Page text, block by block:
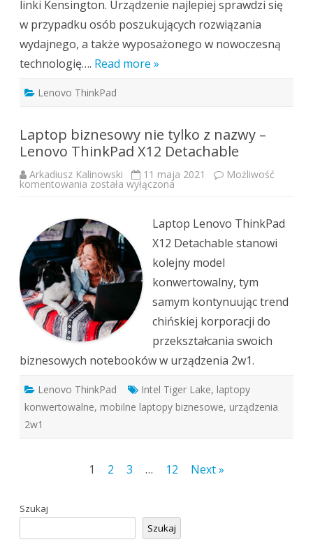
linki Kensington. Urządzenie najlepiej sprawdzi się
w przypadku osób poszukujących rozwiązania
wydajnego, a także wyposażonego w nowoczesną
technologię…. Read more »
Lenovo ThinkPad
Laptop biznesowy nie tylko z nazwy –
Lenovo ThinkPad X12 Detachable
Arkadiusz Kalinowski 11 maja 2021 Możliwość
komentowania Laptop
biznesowy
z
nazwy
–
Lenovo
ThinkPad
X12
Detachable
została wyłączona
Laptop Lenovo ThinkPad
X12 Detachable stanowi
kolejny model
konwertowalny, tym
samym kontynuując trend
chińskiej korporacji do
przekształcania swoich
biznesowych notebooków w urządzenia 2w1.
Lenovo ThinkPad Intel Tiger Lake, laptopy
konwertowalne, mobilne laptopy biznesowe, urządzenia
2w1
Stronicowanie1 2 3 … 12 Next »
Szukaj
Szukaj